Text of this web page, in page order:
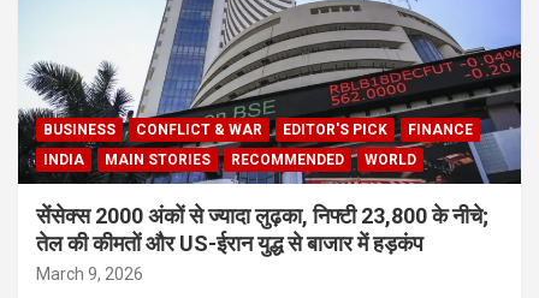
BUSINESS CONFLICT & WAR EDITOR'S PICK
FINANCE
INDIA
MAIN STORIES RECOMMENDED WORLD
सेंसेक्स 2000 अंकों से ज्यादा लुढ़का, निफ्टी 23,800 के नीचे;
तेल की कीमतों और US-ईरान युद्ध से बाजार में हड़कंप
March 9, 2026